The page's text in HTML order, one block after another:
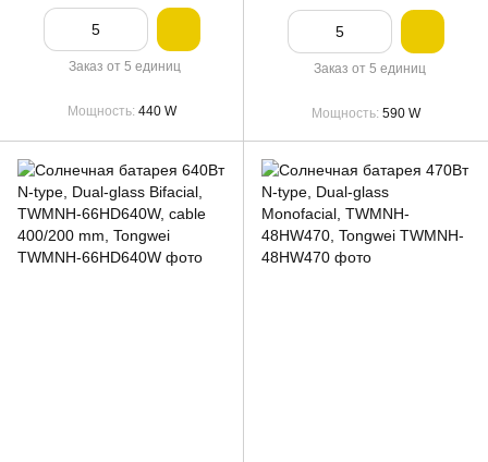
Заказ от 5 единиц
Мощность 440 W
Заказ от 5 единиц
Мощность 590 W